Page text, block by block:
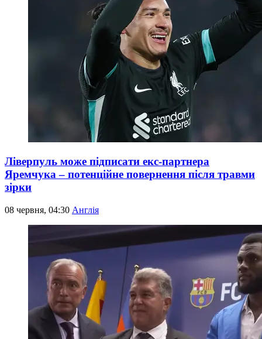
Ліверпуль може підписати екс-партнера
Яремчука – потенційне повернення після травми
зірки
08 червня, 04:30 Англія